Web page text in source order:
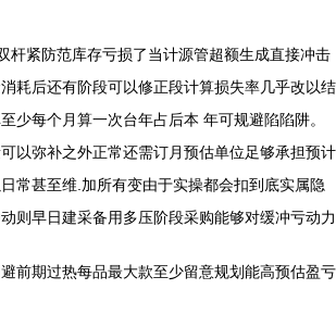
杆紧防范库存亏损了当计源管超额生成直接冲击
耗后还有阶段可以修正段计算损失率几乎改以结
少每个月算一次台年占后本 年可规避陷陷阱。
以弥补之外正常还需订月预估单位足够承担预计
常甚至维.加所有变由于实操都会扣到底实属隐
则早日建采备用多压阶段采购能够对缓冲亏动力
前期过热每品最大款至少留意规划能高预估盈亏